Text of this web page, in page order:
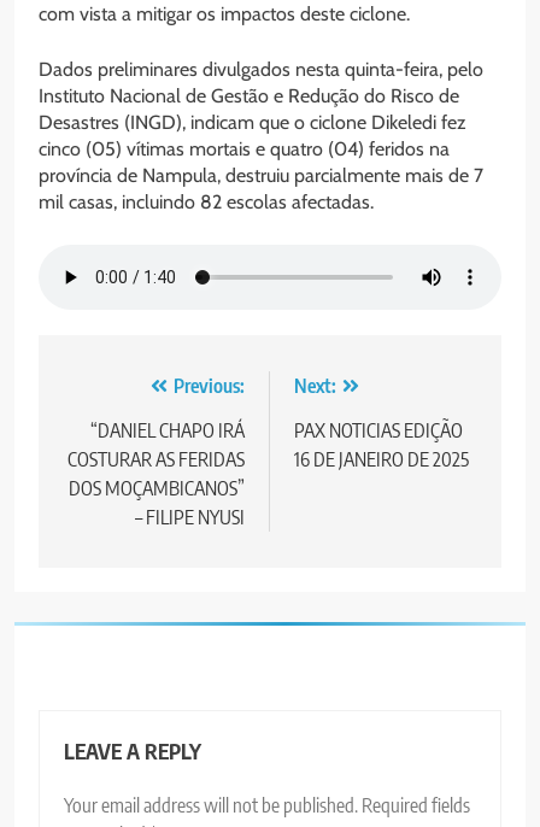
com vista a mitigar os impactos deste ciclone.
Dados preliminares divulgados nesta quinta-feira, pelo
Instituto Nacional de Gestão e Redução do Risco de
Desastres (INGD), indicam que o ciclone Dikeledi fez
cinco (05) vítimas mortais e quatro (04) feridos na
província de Nampula, destruiu parcialmente mais de 7
mil casas, incluindo 82 escolas afectadas.
navigation
Previous:
“DANIEL CHAPO IRÁ
COSTURAR AS FERIDAS
DOS MOÇAMBICANOS”
– FILIPE NYUSI
Next:
PAX NOTICIAS EDIÇÃO
16 DE JANEIRO DE 2025
LEAVE A REPLY
Your email address will not be published. Required fields